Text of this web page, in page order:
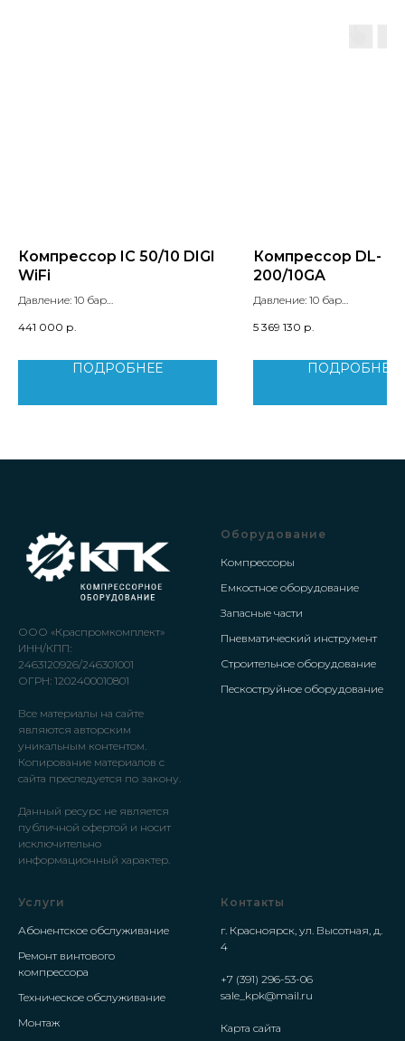
Компрессор IC 50/10 DIGI
WiFi
Давление: 10 бар
Мощность двигателя: 37 кВт
441 000 р.
ПОДРОБНЕЕ
Компрессор DL-
200/10GA
Давление: 10 бар
Мощность двигателя: 200
5 369 130 р.
ПОДРОБНЕЕ
ООО «Краспромкомплект»
ИНН/КПП:
2463120926/246301001
ОГРН: 1202400010801
Все материалы на сайте
являются авторским
уникальным контентом.
Копирование материалов с
сайта преследуется по закону.
Данный ресурс не является
публичной офертой и носит
исключительно
информационный характер.
Оборудование
Компрессоры
Емкостное оборудование
Запасные части
Пневматический инструмент
Строительное оборудование
Пескоструйное оборудование
Услуги
Абонентское обслуживание
Ремонт винтового
компрессора
Техническое обслуживание
Монтаж
Контакты
г. Красноярск, ул. Высотная, д.
4
+7 (391) 296-53-06
sale_kpk@mail.ru
Карта сайта